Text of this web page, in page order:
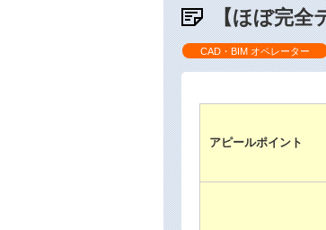
【ほぼ完全
CAD・BIM オペレーター
アピールポイント